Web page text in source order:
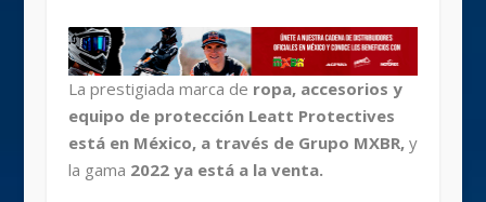
La prestigiada marca de ropa, accesorios y
equipo de protección Leatt Protectives
está en México, a través de Grupo MXBR, y
la gama 2022 ya está a la venta.